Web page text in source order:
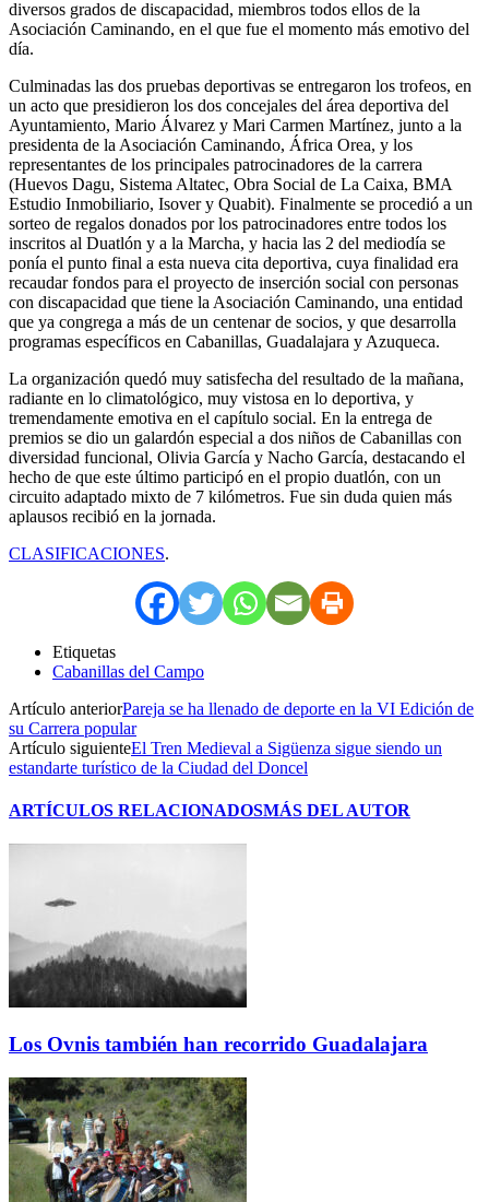
diversos grados de discapacidad, miembros todos ellos de la
Asociación Caminando, en el que fue el momento más emotivo del
día.
Culminadas las dos pruebas deportivas se entregaron los trofeos, en
un acto que presidieron los dos concejales del área deportiva del
Ayuntamiento, Mario Álvarez y Mari Carmen Martínez, junto a la
presidenta de la Asociación Caminando, África Orea, y los
representantes de los principales patrocinadores de la carrera
(Huevos Dagu, Sistema Altatec, Obra Social de La Caixa, BMA
Estudio Inmobiliario, Isover y Quabit). Finalmente se procedió a un
sorteo de regalos donados por los patrocinadores entre todos los
inscritos al Duatlón y a la Marcha, y hacia las 2 del mediodía se
ponía el punto final a esta nueva cita deportiva, cuya finalidad era
recaudar fondos para el proyecto de inserción social con personas
con discapacidad que tiene la Asociación Caminando, una entidad
que ya congrega a más de un centenar de socios, y que desarrolla
programas específicos en Cabanillas, Guadalajara y Azuqueca.
La organización quedó muy satisfecha del resultado de la mañana,
radiante en lo climatológico, muy vistosa en lo deportiva, y
tremendamente emotiva en el capítulo social. En la entrega de
premios se dio un galardón especial a dos niños de Cabanillas con
diversidad funcional, Olivia García y Nacho García, destacando el
hecho de que este último participó en el propio duatlón, con un
circuito adaptado mixto de 7 kilómetros. Fue sin duda quien más
aplausos recibió en la jornada.
CLASIFICACIONES.
Etiquetas
Cabanillas del Campo
Artículo anteriorPareja se ha llenado de deporte en la VI Edición de
su Carrera popular
Artículo siguienteEl Tren Medieval a Sigüenza sigue siendo un
estandarte turístico de la Ciudad del Doncel
ARTÍCULOS RELACIONADOSMÁS DEL AUTOR
Los Ovnis también han recorrido Guadalajara